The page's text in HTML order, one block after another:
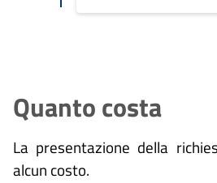
Quanto costa
La presentazione della
alcun costo.